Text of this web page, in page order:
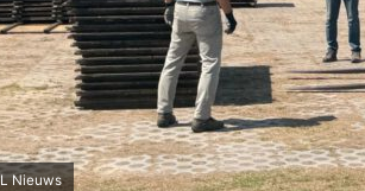
Nieuws